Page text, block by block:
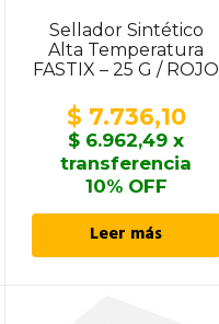
Sellador Sintético
Alta Temperatura
FASTIX – 25 G / ROJO
$ 7.736,10
$ 6.962,49 x
transferencia
10% OFF
Leer más